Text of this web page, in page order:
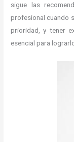
sigue las
profesional cuando
prioridad, y tener
esencial para